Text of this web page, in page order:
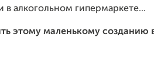
в алкогольном гипермаркете...
этому маленькому созданию